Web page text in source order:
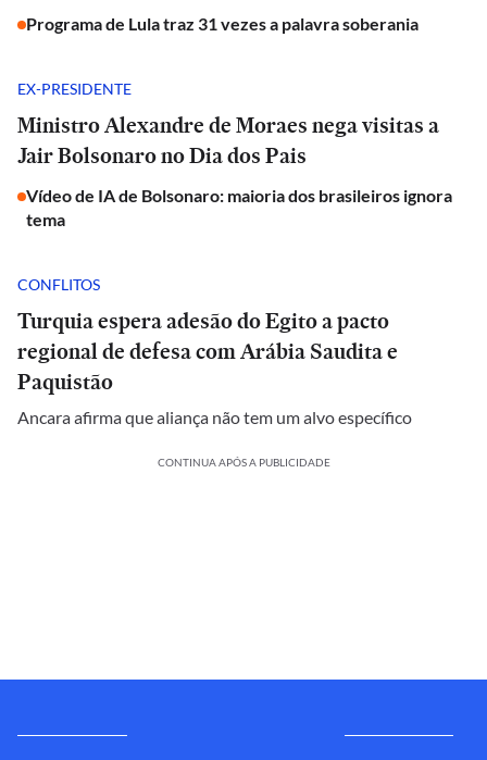
Programa de Lula traz 31 vezes a palavra soberania
EX-PRESIDENTE
Ministro Alexandre de Moraes nega visitas a
Jair Bolsonaro no Dia dos Pais
Vídeo de IA de Bolsonaro: maioria dos brasileiros ignora
tema
CONFLITOS
Turquia espera adesão do Egito a pacto
regional de defesa com Arábia Saudita e
Paquistão
Ancara afirma que aliança não tem um alvo específico
CONTINUA APÓS A PUBLICIDADE